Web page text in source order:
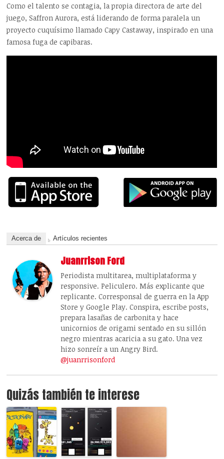
Como el talento se contagia, la propia directora de arte del
juego, Saffron Aurora, está liderando de forma paralela un
proyecto cuquísimo llamado Capy Castaway, inspirado en una
famosa fuga de capibaras.
Acerca de Artículos recientes
Juanrrison Ford
Periodista multitarea, multiplataforma y
responsive. Peliculero. Más explicante que
replicante. Corresponsal de guerra en la App
Store y Google Play. Conspira, escribe posts,
prepara lasañas de carbonita y hace
unicornios de origami sentado en su sillón
negro mientras acaricia a su gato. Una vez
hizo sonreír a un Angry Bird.
@juanrrisonford
Quizás también te interese